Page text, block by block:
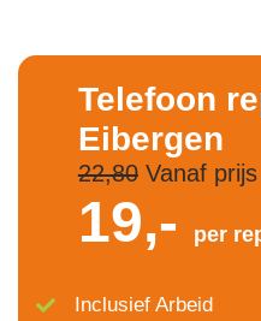
Telefoon
Eibergen
22,80Vanaf prijs
19,- per
Inclusief Arbeid